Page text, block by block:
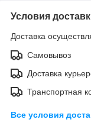
Условия
Доставка
Самовывоз
Доставка
Транспортная
Все условия